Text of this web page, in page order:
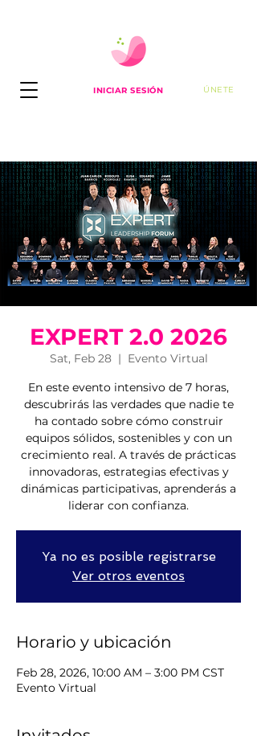
INICIAR SESIÓN ÚNETE
EXPERT 2.0 2026
Sat, Feb 28
  |
Evento Virtual
En este evento intensivo de 7 horas,
descubrirás las verdades que nadie te
ha contado sobre cómo construir
equipos sólidos, sostenibles y con un
crecimiento real. A través de prácticas
innovadoras, estrategias efectivas y
dinámicas participativas, aprenderás a
liderar con confianza.
Ya no es posible registrarse
Ver otros eventos
Horario y ubicación
Feb 28, 2026, 10:00 AM – 3:00 PM CST
Evento Virtual